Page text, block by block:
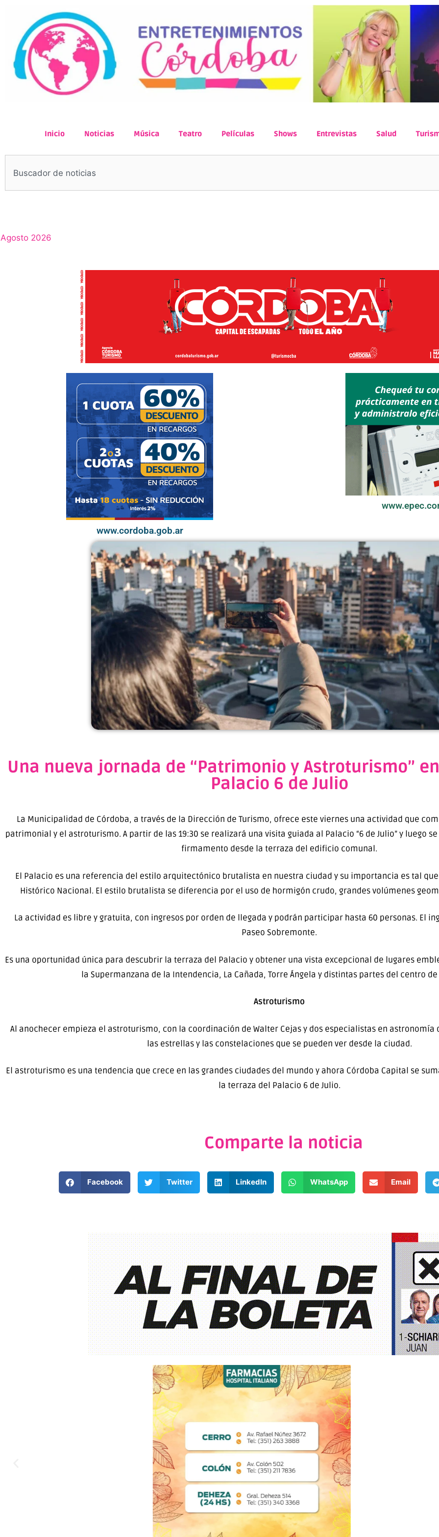
Inicio Noticias Música Teatro Películas Shows Entrevistas Salud
Agosto 2026
www.cordoba.gob.ar
Una nueva jornada de “Patrimonio y Astroturismo”
Palacio 6 de Julio
La Municipalidad de Córdoba, a través de la Dirección de Turismo, ofrece este viernes una actividad que
patrimonial y el astroturismo. A partir de las 19:30 se realizará una visita guiada al Palacio “6 de Julio” y luego
firmamento desde la terraza del edificio comunal.
El Palacio es una referencia del estilo arquitectónico brutalista en nuestra ciudad y su importancia es tal
Histórico Nacional. El estilo brutalista se diferencia por el uso de hormigón crudo, grandes volúmenes
La actividad es libre y gratuita, con ingresos por orden de llegada y podrán participar hasta 60 personas. El
Paseo Sobremonte.
Es una oportunidad única para descubrir la terraza del Palacio y obtener una vista excepcional de lugares
la Supermanzana de la Intendencia, La Cañada, Torre Ángela y distintas partes del centro
Astroturismo
Al anochecer empieza el astroturismo, con la coordinación de Walter Cejas y dos especialistas en
las estrellas y las constelaciones que se pueden ver desde la ciudad.
El astroturismo es una tendencia que crece en las grandes ciudades del mundo y ahora Córdoba Capital se
la terraza del Palacio 6 de Julio.
Comparte la noticia
Facebook Twitter LinkedIn WhatsApp Email